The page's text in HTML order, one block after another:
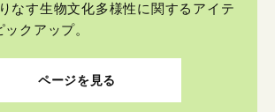
なす生物文化多様性に関するアイテ
クアップ。
ページを見る